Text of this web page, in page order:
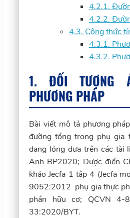
4.2.1.
4.2.2.
4.3. Công thức
4.3.1.
4.3.2.
1. ĐỐI TƯỢNG
PHƯƠNG PHÁP
Bài viết mô tả phương
đường tổng trong phụ gia
dạng lỏng dựa trên các tài
Anh BP2020; Dược điển
khảo Jecfa 1 tập 4 (Jecfa
9052:2012 phụ gia thực
phần hữu cơ; QCVN 4-
33:2020/BYT.